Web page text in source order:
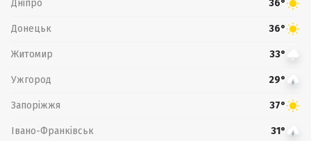
Дніпро 36°
Донецьк 36°
Житомир 33°
Ужгород 29°
Запоріжжя 37°
Івано-Франківськ 31°